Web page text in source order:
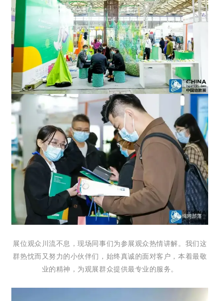
展位观众川流不息，现场同事们为参展观众热情讲解。我们这
群热忱而又努力的小伙伴们，始终真诚的面对客户，本着最敬
业的精神，为观展群众提供最专业的服务。